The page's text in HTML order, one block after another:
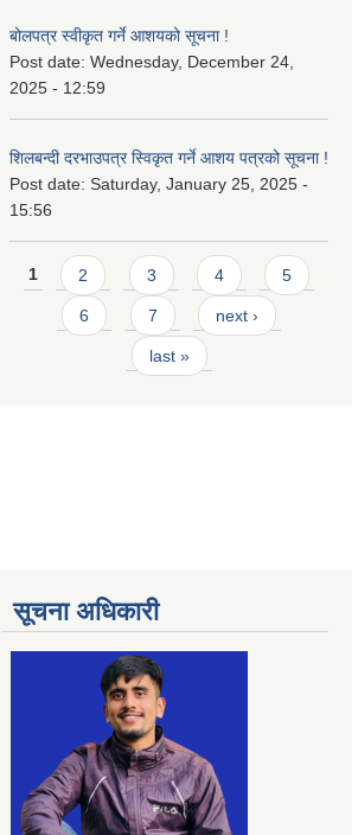
बोलपत्र स्वीकृत गर्ने आशयको सूचना !
Post date: Wednesday, December 24,
2025 - 12:59
शिलबन्दी दरभाउपत्र स्विकृत गर्ने आशय पत्रको सूचना !
Post date: Saturday, January 25, 2025 -
15:56
Pages
1 2 3 4 5
6 7 next ›
last »
सूचना अधिकारी